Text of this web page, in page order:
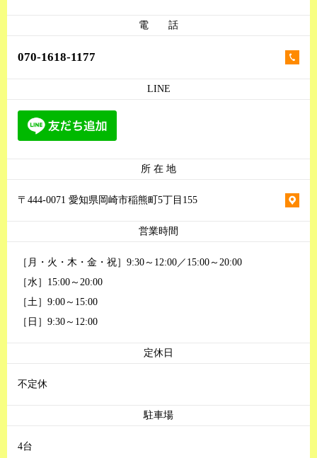
電 話
070-1618-1177
LINE
所 在 地
〒444-0071 愛知県岡崎市稲熊町5丁目155
営業時間
［月・火・木・金・祝］9:30～12:00／15:00～20:00
［水］15:00～20:00
［土］9:00～15:00
［日］9:30～12:00
定休日
不定休
駐車場
4台